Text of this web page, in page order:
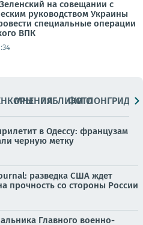
на совещании с
руководством Украины
специальные операции
ВПК
МНЕНИЯПАБЛИКИ
ФОТОЛОНГРИДЫ
в Одессу: французам
черную метку
разведка США ждет
прочность со стороны России
Главного военно-